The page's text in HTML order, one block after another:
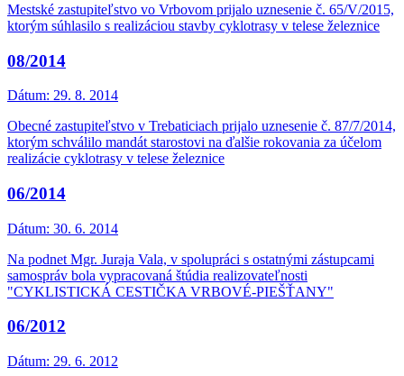
Mestské zastupiteľstvo vo Vrbovom prijalo uznesenie č. 65/V/2015,
ktorým súhlasilo s realizáciou stavby cyklotrasy v telese železnice
08/2014
Dátum: 29. 8. 2014
Obecné zastupiteľstvo v Trebaticiach prijalo uznesenie č. 87/7/2014,
ktorým schválilo mandát starostovi na ďalšie rokovania za účelom
realizácie cyklotrasy v telese železnice
06/2014
Dátum: 30. 6. 2014
Na podnet Mgr. Juraja Vala, v spolupráci s ostatnými zástupcami
samospráv bola vypracovaná štúdia realizovateľnosti
"CYKLISTICKÁ CESTIČKA VRBOVÉ-PIEŠŤANY"
06/2012
Dátum: 29. 6. 2012